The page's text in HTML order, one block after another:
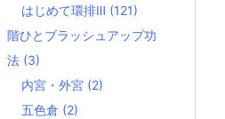
はじめて環排Ⅲ (121)
階ひとブラッシュアップ功
法 (3)
内宮・外宮 (2)
五色倉 (2)